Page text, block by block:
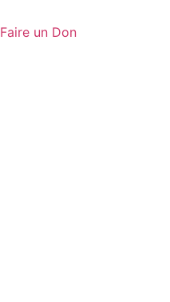
Faire un Don